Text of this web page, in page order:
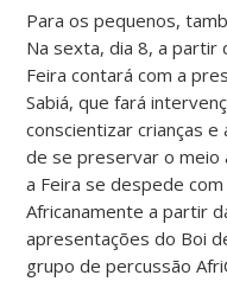
Para os pequenos,
Na sexta, dia 8, a partir
Feira contará com a
Sabiá, que fará
conscientizar crianças
de se preservar o meio
a Feira se despede
Africanamente a partir
apresentações do Boi
grupo de percussão